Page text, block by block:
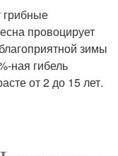
грибные
провоцирует
зимы
ная гибель
от 2 до 15 лет.